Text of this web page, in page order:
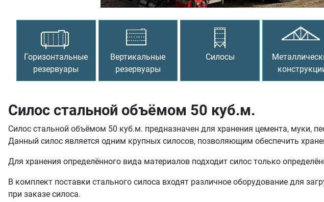
Горизонтальные
резервуары
Вертикальные
резервуары
Силосы
Силос стальной объёмом 50 куб.м.
Силос стальной объёмом 50 куб.м. предназначен для хранения цемента, муки,
Данный силос является одним крупных силосов, позволяющим обеспечить
Для хранения определённого вида материалов подходит силос только
В комплект поставки стального силоса входят различное оборудование для
при заказе силоса.